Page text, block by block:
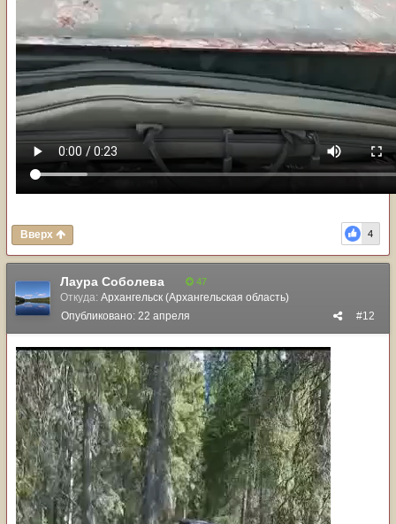
4
Вверх
Лаура Соболева 47
Откуда: Архангельск (Архангельская область)
#12
Опубликовано: 22 апреля